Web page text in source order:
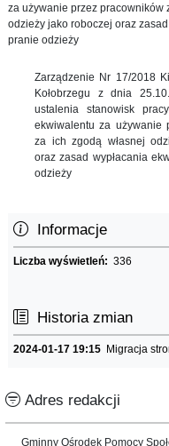
za używanie przez pracowników
odzieży jako roboczej oraz
pranie odzieży
Zarządzenie Nr 17/2018
Kołobrzegu z dnia
ustalenia stanowisk
ekwiwalentu za używanie
za ich zgodą własnej
oraz zasad wypłacania
odzieży
Informacje
Liczba wyświetleń: 336
Historia zmian
2024-01-17 19:15 Migracja
Adres redakcji
Gminny Ośrodek Pomocy